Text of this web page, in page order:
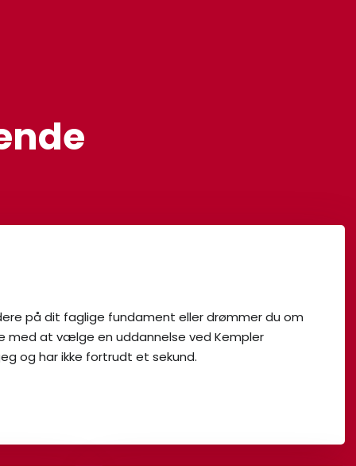
på dit faglige fundament eller drømmer du om
med at vælge en uddannelse ved Kempler
og har ikke fortrudt et sekund.